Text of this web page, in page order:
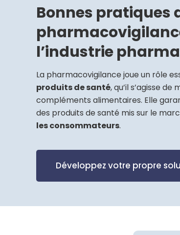
Bonnes pratiques
l’industrie
La pharmacovigilance joue un rôle
produits de santé, qu’il s’agisse
compléments alimentaires. Elle
des produits de santé mis sur le
les consommateurs.
Développez votre propre